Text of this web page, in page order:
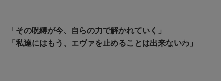
「その呪縛が今、自らの力で解かれていく」
「私達にはもう、エヴァを止めることは出来ないわ」